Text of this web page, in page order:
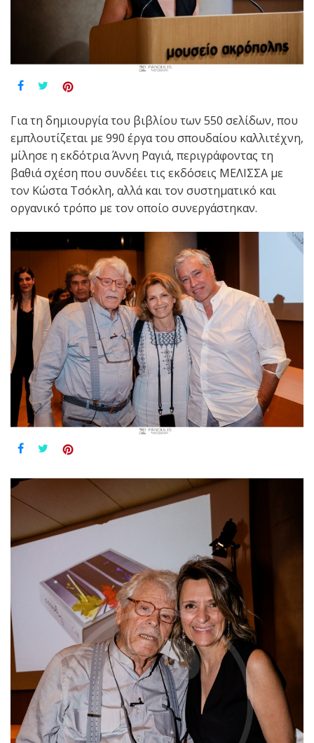
Για τη δημιουργία του βιβλίου των 550 σελίδων, που
εμπλουτίζεται με 990 έργα του σπουδαίου καλλιτέχνη,
μίλησε η εκδότρια Άννη Ραγιά, περιγράφοντας τη
βαθιά σχέση που συνδέει τις εκδόσεις ΜΕΛΙΣΣΑ με
τον Κώστα Τσόκλη, αλλά και τον συστηματικό και
οργανικό τρόπο με τον οποίο συνεργάστηκαν.